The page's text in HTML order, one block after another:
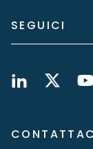
SEGUICI